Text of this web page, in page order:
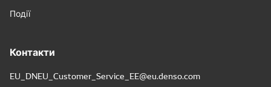
Події
Контакти
EU_DNEU_Customer_Service_EE@eu.denso.com